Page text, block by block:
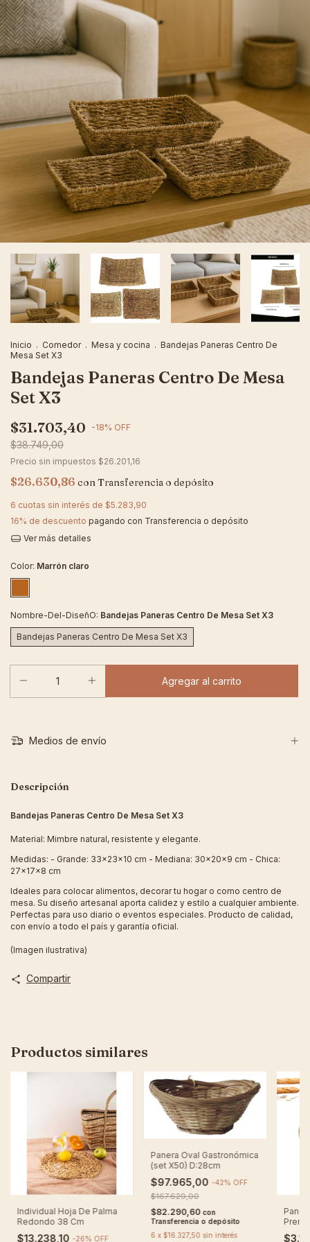
Inicio . Comedor . Mesa y cocina . Bandejas Paneras Centro De
Mesa Set X3
Bandejas Paneras Centro De Mesa
Set X3
$31.703,40 -18% OFF
$38.749,00
Precio sin impuestos $26.201,16
$26.630,86 conTransferencia o depósito
6 cuotas sin interés de $5.283,90
16% de descuento pagando con Transferencia o depósito
Ver más detalles
Color: Marrón claro
Nombre-Del-DiseñO: Bandejas Paneras Centro De Mesa Set X3
Bandejas Paneras Centro De Mesa Set X3
Medios de envío
Descripción
Bandejas Paneras Centro De Mesa Set X3
Material: Mimbre natural, resistente y elegante.
Medidas: - Grande: 33x23x10 cm - Mediana: 30x20x9 cm - Chica:
27x17x8 cm
Ideales para colocar alimentos, decorar tu hogar o como centro de
mesa. Su diseño artesanal aporta calidez y estilo a cualquier ambiente.
Perfectas para uso diario o eventos especiales. Producto de calidad,
con envío a todo el país y garantía oficial.
(Imagen ilustrativa)
Compartir
Productos similares
Individual Hoja De Palma
Redondo 38 Cm
$13.238,10 -26% OFF
Panera Oval Gastronómica
(set X50) D:28cm
$97.965,00 -42% OFF
$167.629,00
$82.290,60 con
Transferencia o depósito
6 x $16.327,50 sin interés